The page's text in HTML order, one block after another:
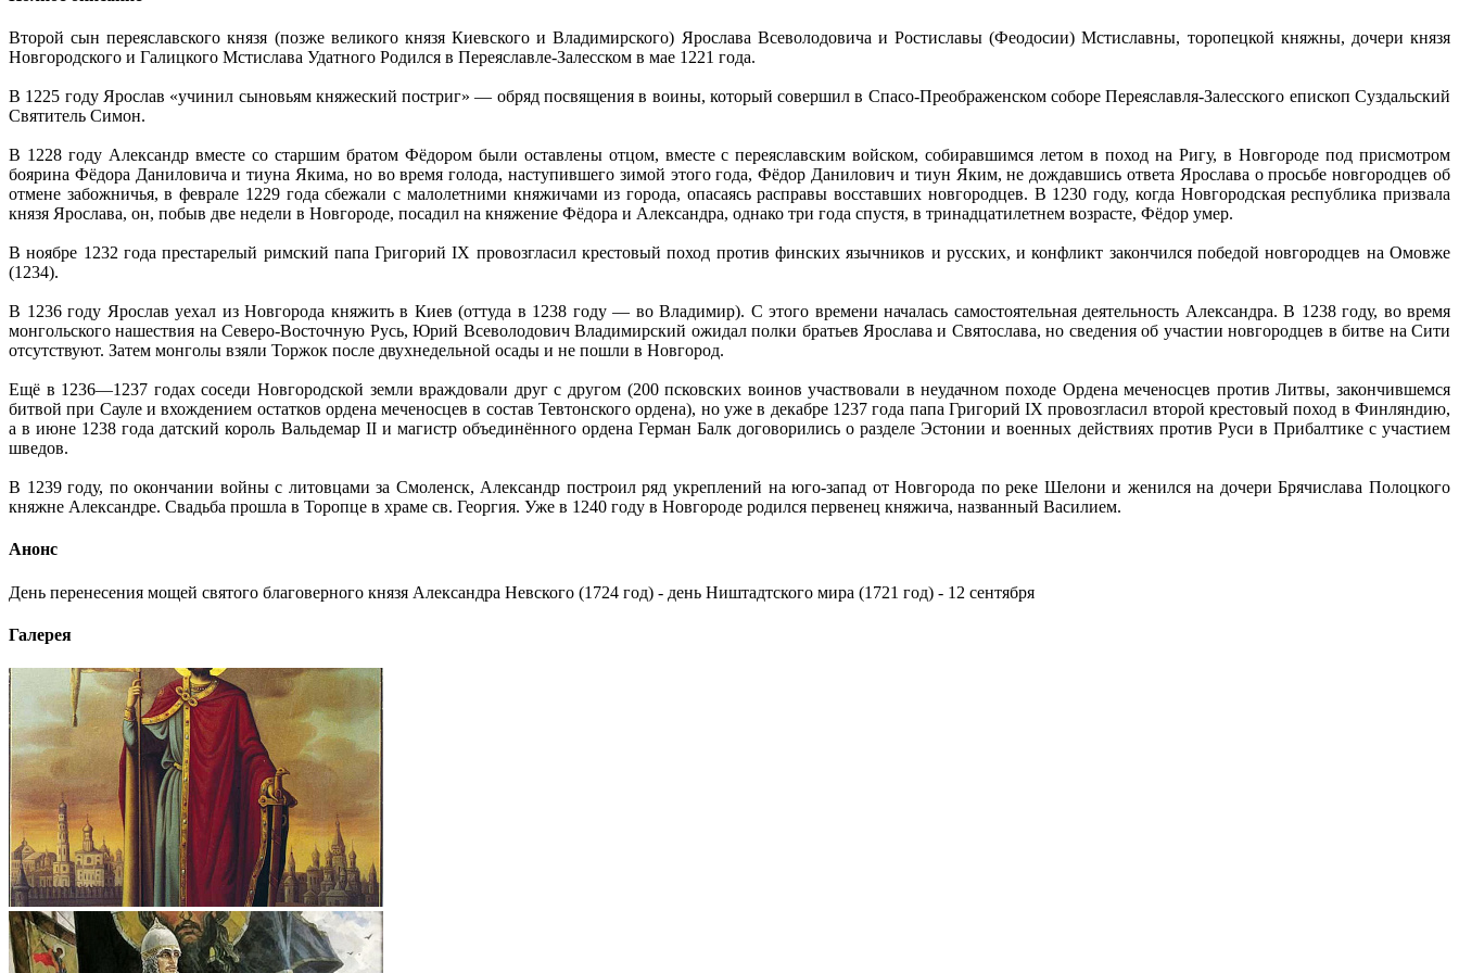
Второй сын переяславского князя (позже великого князя Киевского и Владимирского) Ярослава Всеволодовича и Ростиславы (Феодосии) Мстиславны, торопецкой княжны, дочери князя
Новгородского и Галицкого Мстислава Удатного Родился в Переяславле-Залесском в мае 1221 года.
В 1225 году Ярослав «учинил сыновьям княжеский постриг» — обряд посвящения в воины, который совершил в Спасо-Преображенском соборе Переяславля-Залесского епископ Суздальский
Святитель Симон.
В 1228 году Александр вместе со старшим братом Фёдором были оставлены отцом, вместе с переяславским войском, собиравшимся летом в поход на Ригу, в Новгороде под присмотром
боярина Фёдора Даниловича и тиуна Якима, но во время голода, наступившего зимой этого года, Фёдор Данилович и тиун Яким, не дождавшись ответа Ярослава о просьбе новгородцев об
отмене забожничья, в феврале 1229 года сбежали с малолетними княжичами из города, опасаясь расправы восставших новгородцев. В 1230 году, когда Новгородская республика призвала
князя Ярослава, он, побыв две недели в Новгороде, посадил на княжение Фёдора и Александра, однако три года спустя, в тринадцатилетнем возрасте, Фёдор умер.
В ноябре 1232 года престарелый римский папа Григорий IX провозгласил крестовый поход против финских язычников и русских, и конфликт закончился победой новгородцев на Омовже
(1234).
В 1236 году Ярослав уехал из Новгорода княжить в Киев (оттуда в 1238 году — во Владимир). С этого времени началась самостоятельная деятельность Александра. В 1238 году, во время
монгольского нашествия на Северо-Восточную Русь, Юрий Всеволодович Владимирский ожидал полки братьев Ярослава и Святослава, но сведения об участии новгородцев в битве на Сити
отсутствуют. Затем монголы взяли Торжок после двухнедельной осады и не пошли в Новгород.
Ещё в 1236—1237 годах соседи Новгородской земли враждовали друг с другом (200 псковских воинов участвовали в неудачном походе Ордена меченосцев против Литвы, закончившемся
битвой при Сауле и вхождением остатков ордена меченосцев в состав Тевтонского ордена), но уже в декабре 1237 года папа Григорий IX провозгласил второй крестовый поход в Финляндию,
а в июне 1238 года датский король Вальдемар II и магистр объединённого ордена Герман Балк договорились о разделе Эстонии и военных действиях против Руси в Прибалтике с участием
шведов.
В 1239 году, по окончании войны с литовцами за Смоленск, Александр построил ряд укреплений на юго-запад от Новгорода по реке Шелони и женился на дочери Брячислава Полоцкого
княжне Александре. Свадьба прошла в Торопце в храме св. Георгия. Уже в 1240 году в Новгороде родился первенец княжича, названный Василием.
Анонс
День перенесения мощей святого благоверного князя Александра Невского (1724 год) - день Ништадтского мира (1721 год) - 12 сентября
Галерея